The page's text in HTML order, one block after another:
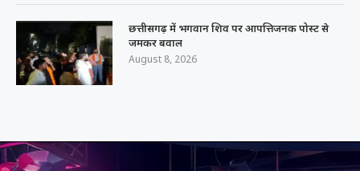
छत्तीसगढ़ में भगवान शिव पर आपत्तिजनक पोस्ट से
जमकर बवाल
August 8, 2026